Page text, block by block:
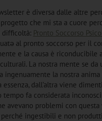
è diversa dalle altre
che mi sta a cuore
difficoltà: Pronto Soccorso
al pronto soccorso per il
e la causa è riconducibile
La nostra mente se da
ingenuamente la nostra
essenza, dall’altra viene
tempo fa considerata
avevano problemi con questa
perché ingestibili e non